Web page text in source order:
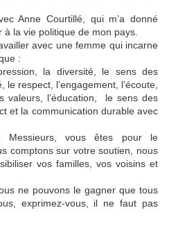
Anne Courtillé, qui m’a donné
la vie politique de mon pays.
avec une femme qui incarne
:
la diversité, le sens des
respect, l’engagement, l’écoute,
valeurs, l’éducation, le sens des
et la communication durable avec
Messieurs, vous êtes pour le
comptons sur votre soutien, nous
vos familles, vos voisins et
ne pouvons le gagner que tous
exprimez-vous, il ne faut pas